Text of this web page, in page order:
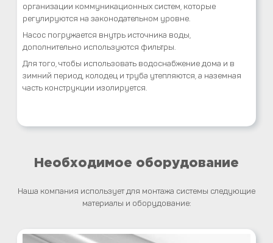
организации коммуникационных систем, которые
регулируются на законодательном уровне.
Насос погружается внутрь источника воды,
дополнительно используются фильтры.
Для того, чтобы использовать водоснабжение дома и в
зимний период, колодец и труба утепляются, а наземная
часть конструкции изолируется.
Необходимое оборудование
Наша компания использует для монтажа системы следующие
материалы и оборудование: